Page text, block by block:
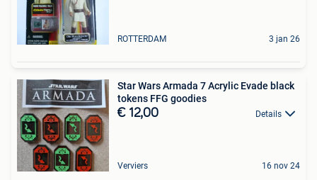
ROTTERDAM 3 jan 26
Star Wars Armada 7 Acrylic Evade black
tokens FFG goodies
€ 12,00 Details
Verviers 16 nov 24